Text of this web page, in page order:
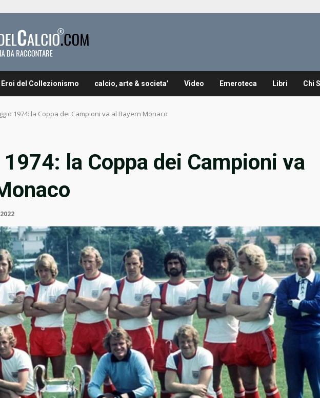
Eroi del Collezionismo calcio, arte & societa’ Video Emeroteca Libri Chi
1974: la Coppa dei Campioni va al Bayern Monaco
la Coppa dei Campioni va